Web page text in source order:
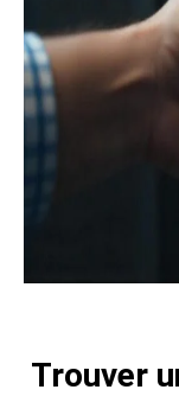
Trouver